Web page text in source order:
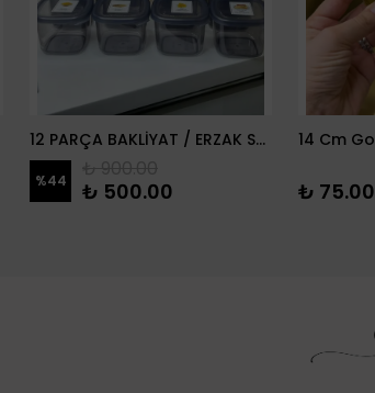
12 PARÇA BAKLİYAT / ERZAK SETİ
%44 ₺ 500.00 ₺ 75.00